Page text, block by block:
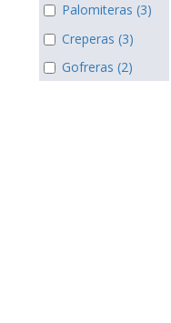
Palomiteras (3)
Creperas (3)
Gofreras (2)